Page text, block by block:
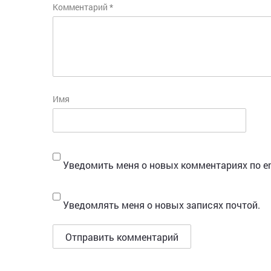
Комментарий *
Имя
Уведомить меня о новых комментариях по
Уведомлять меня о новых записях почтой.